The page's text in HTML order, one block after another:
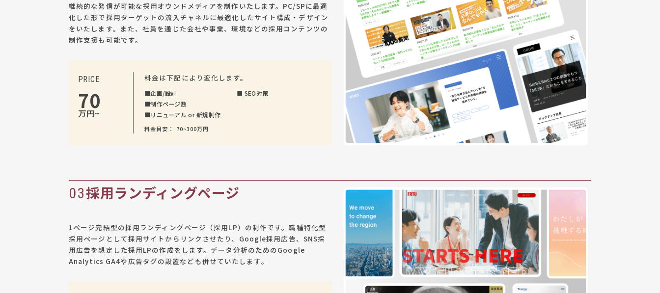
継続的な発信が可能な採用オウンドメディアを制作いたします。PC/SPに最適
化した形で採用ターゲットの流入チャネルに最適化したサイト構成・デザイン
をいたします。また、社員を通じた会社や事業、環境などの採用コンテンツの
制作支援も可能です。
PRICE
70
万円~
料金は下記により変化します。
■企画/設計
■制作ページ数
■リニューアル or 新規制作
■ SEO対策
料金目安： 70~300万円
03採用ランディングページ
1ページ完結型の採用ランディングページ（採用LP）の制作です。職種特化型
採用ページとして採用サイトからリンクさせたり、Google採用広告、SNS採
用広告を想定した採用LPの作成をします。データ分析のためのGoogle
Analytics GA4や広告タグの設置なども併せていたします。